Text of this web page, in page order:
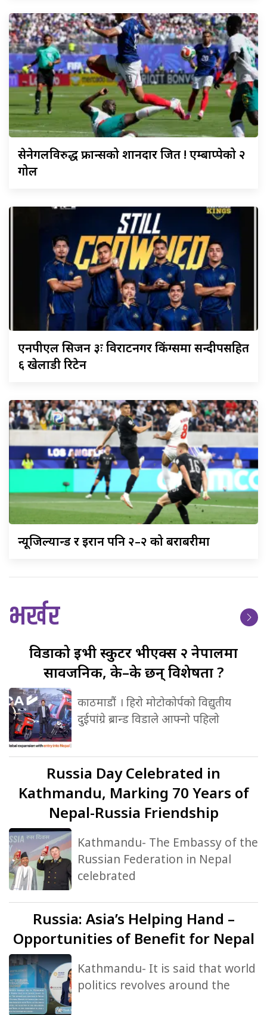
सेनेगलविरुद्धफ्रान्सको शानदार जित ! एम्बाप्पेको २
गोल
एनपीएलसिजन ३ः विराटनगर किंग्समा सन्दीपसहित
६ खेलाडी रिटेन
न्यूजिल्यान्डर इरान पनि २–२ को बराबरीमा
भर्खर
विडाकोईभी स्कुटर भीएक्स २ नेपालमा
सार्वजनिक, के–के छन् विशेषता ?
काठमाडौं । हिरो मोटोकोर्पको विद्युतीय
दुईपांग्रे ब्रान्ड विडाले आफ्नो पहिलो
Russia Day Celebrated in
Kathmandu, Marking 70 Years of
Nepal-Russia Friendship
Kathmandu- The Embassy of the
Russian Federation in Nepal
celebrated
Russia: Asia’s Helping Hand –
Opportunities of Benefit for Nepal
Kathmandu- It is said that world
politics revolves around the